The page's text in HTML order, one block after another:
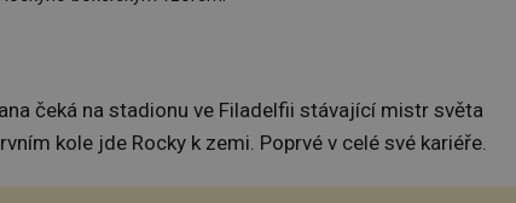
čeká na stadionu ve Filadelfii stávající mistr světa
kole jde Rocky k zemi. Poprvé v celé své kariéře.